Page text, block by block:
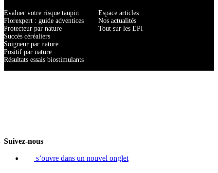
Evaluer votre risque taupin
Florexpert : guide adventices
Protecteur par nature
Succès céréaliers
Soigneur par nature
Positif par nature
Résultats essais biostimulants
Espace articles
Nos actualités
Tout sur les EPI
Suivez-nous
s’ouvre dans un nouvel onglet